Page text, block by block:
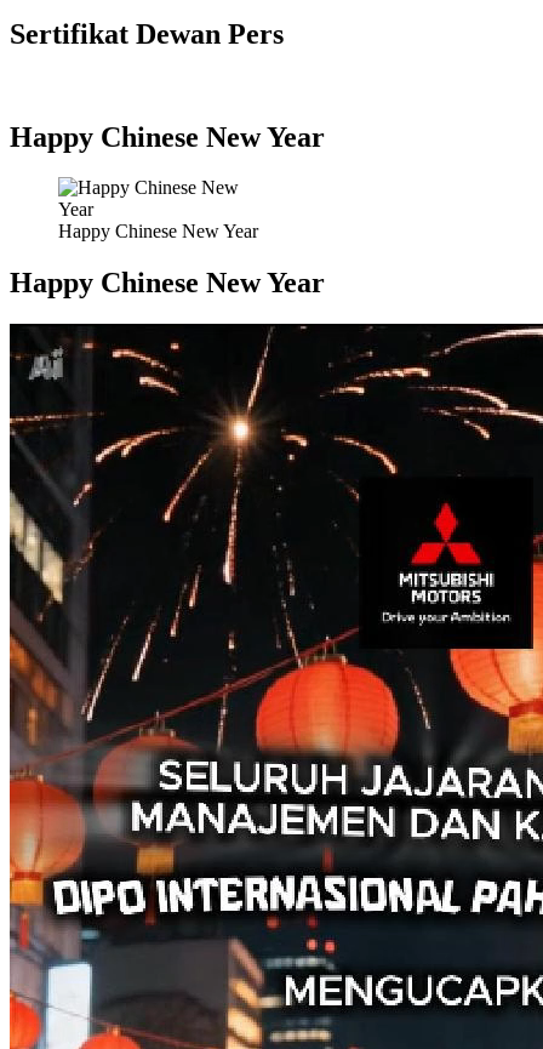
Sertifikat Dewan Pers
Happy Chinese New Year
Happy Chinese New Year
Happy Chinese New Year